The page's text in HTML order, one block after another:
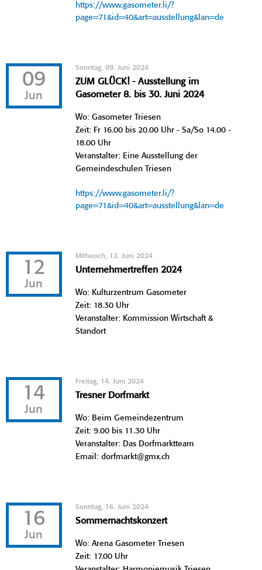
https://www.gasometer.li/?
page=71&id=40&art=ausstellung&lan=de
09
Jun
Sonntag, 09. Juni 2024
ZUM GLÜCK! - Ausstellung im
Gasometer 8. bis 30. Juni 2024
Wo: Gasometer Triesen
Zeit: Fr 16.00 bis 20.00 Uhr - Sa/So 14.00 -
18.00 Uhr
Veranstalter: Eine Ausstellung der
Gemeindeschulen Triesen
https://www.gasometer.li/?
page=71&id=40&art=ausstellung&lan=de
12
Jun
Mittwoch, 12. Juni 2024
Unternehmertreffen 2024
Wo: Kulturzentrum Gasometer
Zeit: 18.30 Uhr
Veranstalter: Kommission Wirtschaft &
Standort
14
Jun
Freitag, 14. Juni 2024
Tresner Dorfmarkt
Wo: Beim Gemeindezentrum
Zeit: 9.00 bis 11.30 Uhr
Veranstalter: Das Dorfmarktteam
Email: dorfmarkt@gmx.ch
16
Jun
Sonntag, 16. Juni 2024
Sommernachtskonzert
Wo: Arena Gasometer Triesen
Zeit: 17.00 Uhr